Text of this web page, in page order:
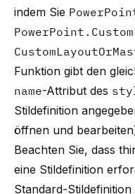
indem Sie
Funktion gibt den
name-Attribut des
Stildefinition
öffnen und bearbeiten
Beachten Sie, dass
eine Stildefinition
Standard-